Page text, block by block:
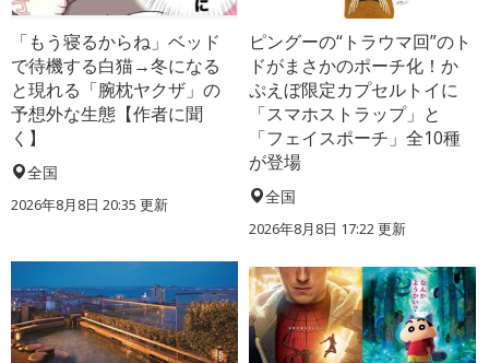
「もう寝るからね」ベッド
で待機する白猫→冬になる
と現れる「腕枕ヤクザ」の
予想外な生態【作者に聞
く】
全国
2026年8月8日 20:35 更新
ピングーの“トラウマ回”のト
ドがまさかのポーチ化！か
ぷえぼ限定カプセルトイに
「スマホストラップ」と
「フェイスポーチ」全10種
が登場
全国
2026年8月8日 17:22更新